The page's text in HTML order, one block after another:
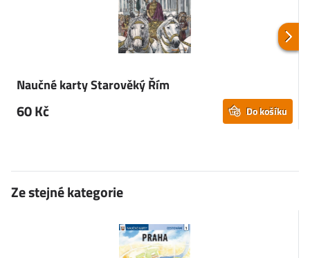
Naučné karty Starověký Řím
60 Kč Do košíku
Ze stejné kategorie